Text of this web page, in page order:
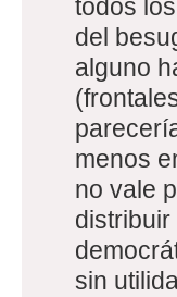
todos los
del
alguno
menos
no vale
sin